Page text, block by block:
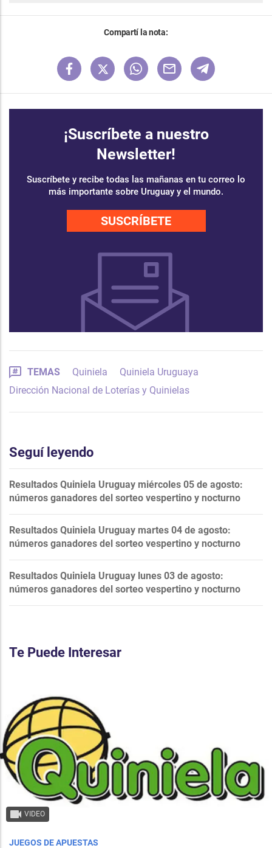
Compartí la nota:
¡Suscríbete a nuestro
Newsletter!
Suscríbete y recibe todas las mañanas en tu correo lo
más importante sobre Uruguay y el mundo.
SUSCRÍBETE
TEMAS Quiniela
Quiniela Uruguaya
Dirección Nacional de Loterías y Quinielas
Seguí leyendo
Resultados Quiniela Uruguay miércoles 05 de agosto:
números ganadores del sorteo vespertino y nocturno
Resultados Quiniela Uruguay martes 04 de agosto:
números ganadores del sorteo vespertino y nocturno
Resultados Quiniela Uruguay lunes 03 de agosto:
números ganadores del sorteo vespertino y nocturno
Te Puede Interesar
VIDEO
JUEGOS DE APUESTAS